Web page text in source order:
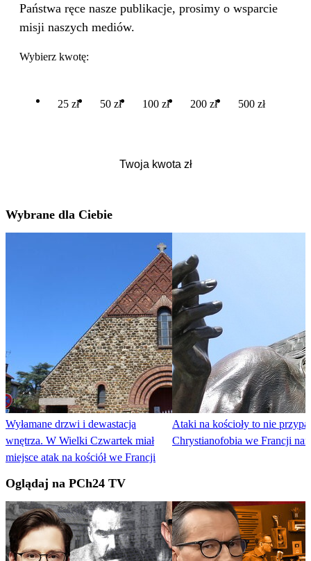
Państwa ręce nasze publikacje, prosimy o wsparcie
misji naszych mediów.
Wybierz kwotę:
25 zł 50 zł 100 zł 200 zł 500 zł
Wybrane dla Ciebie
Wyłamane drzwi i dewastacja
wnętrza. W Wielki Czwartek miał
miejsce atak na kościół we Francji
Ataki na kościoły to nie
Chrystianofobia we Francji
Oglądaj na PCh24 TV